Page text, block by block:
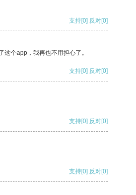
支持[0] 反对[0]
个app，我再也不用担心了。
支持[0] 反对[0]
支持[0] 反对[0]
支持[0] 反对[0]